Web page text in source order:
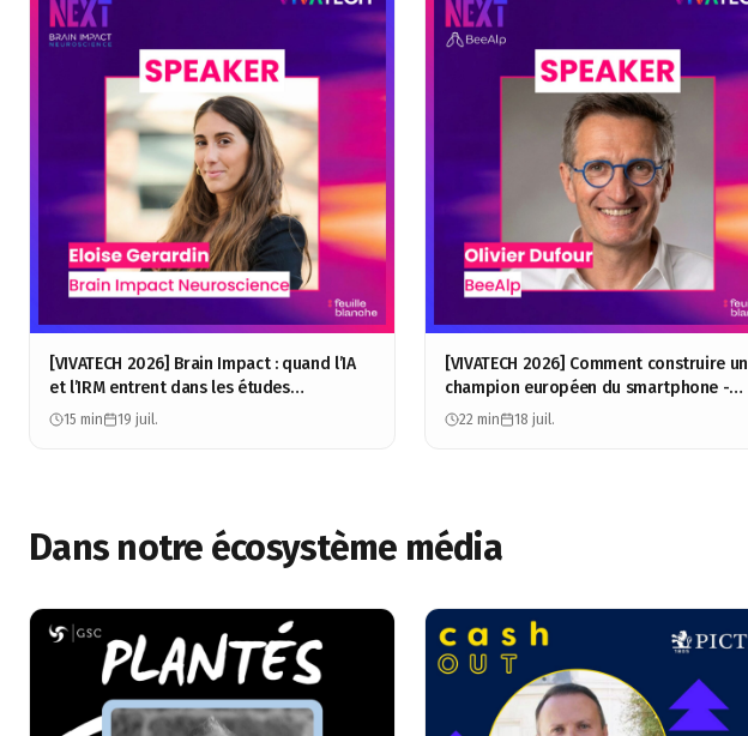
[VIVATECH 2026] Brain Impact : quand l’IA
et l’IRM entrent dans les études
consommateurs - Éloïse Gérardin
15 min 19 juil.
[VIVATECH 2026] Comment construire un
champion européen du smartphone -
Olivier Dufour - BeeAlp
22 min 18 juil.
Dans notre écosystème média